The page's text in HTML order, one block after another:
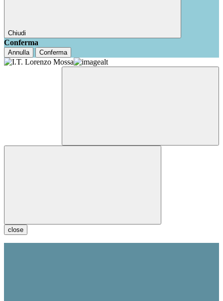
Chiudi
Conferma
Annulla Conferma
close